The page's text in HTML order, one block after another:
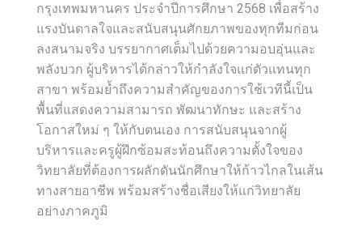
กรุงเทพมหานคร ประจำปีการศึกษา 2568 เพื่อสร้าง
แรงบันดาลใจและสนับสนุนศักยภาพของทุกทีมก่อน
ลงสนามจริง บรรยากาศเต็มไปด้วยความอบอุ่นและ
พลังบวก ผู้บริหารได้กล่าวให้กำลังใจแก่ตัวแทนทุก
สาขา พร้อมย้ำถึงความสำคัญของการใช้เวทีนี้เป็น
พื้นที่แสดงความสามารถ พัฒนาทักษะ และสร้าง
โอกาสใหม่ ๆ ให้กับตนเอง การสนับสนุนจากผู้
บริหารและครูผู้ฝึกซ้อมสะท้อนถึงความตั้งใจของ
วิทยาลัยที่ต้องการผลักดันนักศึกษาให้ก้าวไกลในเส้น
ทางสายอาชีพ พร้อมสร้างชื่อเสียงให้แก่วิทยาลัย
อย่างภาคภูมิ